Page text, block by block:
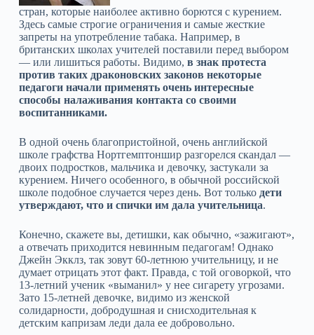
стран, которые наиболее активно борются с курением.
Здесь самые строгие ограничения и самые жесткие
запреты на употребление табака. Например, в
британских школах учителей поставили перед выбором
— или лишиться работы. Видимо, в знак протеста
против таких драконовских законов некоторые
педагоги начали применять очень интересные
способы налаживания контакта со своими
воспитанниками.
В одной очень благопристойной, очень английской
школе графства Нортгемптоншир разгорелся скандал —
двоих подростков, мальчика и девочку, застукали за
курением. Ничего особенного, в обычной российской
школе подобное случается через день. Вот только дети
утверждают, что и спички им дала учительница.
Конечно, скажете вы, детишки, как обычно, «зажигают»,
а отвечать приходится невинным педагогам! Однако
Джейн Экклз, так зовут 60-летнюю учительницу, и не
думает отрицать этот факт. Правда, с той оговоркой, что
13-летний ученик «выманил» у нее сигарету угрозами.
Зато 15-летней девочке, видимо из женской
солидарности, добродушная и снисходительная к
детским капризам леди дала ее добровольно.